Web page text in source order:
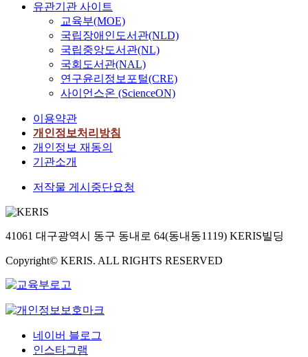
유관기관 사이트
교육부(MOE)
국립장애인도서관(NLD)
국립중앙도서관(NL)
국회도서관(NAL)
연구윤리정보포털(CRE)
사이언스온 (ScienceON)
이용약관
개인정보처리방침
개인정보 재동의
기관소개
저작물 게시중단요청
41061 대구광역시 동구 동내로 64(동내동1119) KERIS빌딩
Copyright© KERIS. ALL RIGHTS RESERVED
네이버 블로그
인스타그램